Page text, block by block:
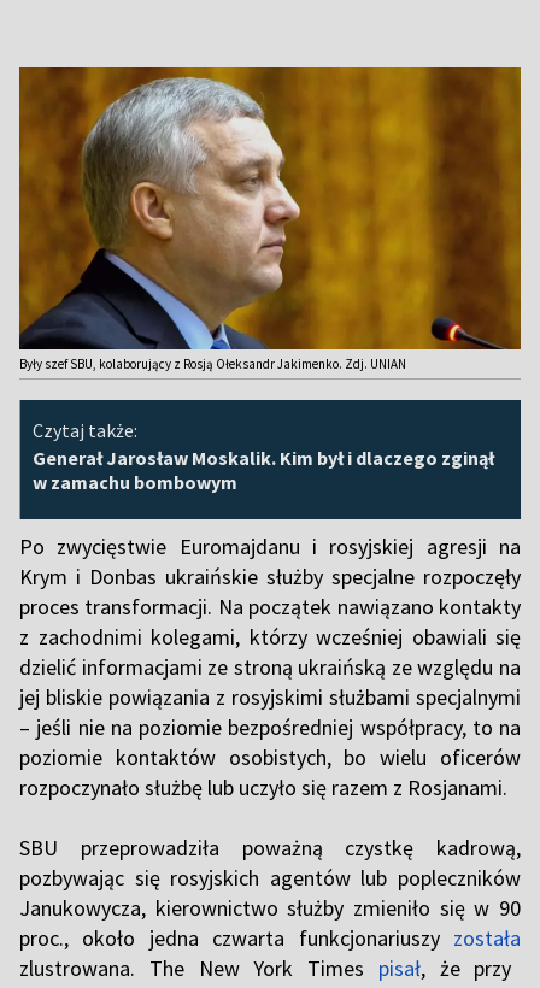
Były szef SBU, kolaborujący z Rosją Ołeksandr Jakimenko. Zdj. UNIAN
Czytaj także:
Generał Jarosław Moskalik. Kim był i dlaczego zginął
w zamachu bombowym
Po zwycięstwie Euromajdanu i rosyjskiej agresji na
Krym i Donbas ukraińskie służby specjalne rozpoczęły
proces transformacji. Na początek nawiązano kontakty
z zachodnimi kolegami, którzy wcześniej obawiali się
dzielić informacjami ze stroną ukraińską ze względu na
jej bliskie powiązania z rosyjskimi służbami specjalnymi
– jeśli nie na poziomie bezpośredniej współpracy, to na
poziomie kontaktów osobistych, bo wielu oficerów
rozpoczynało służbę lub uczyło się razem z Rosjanami.
SBU przeprowadziła poważną czystkę kadrową,
pozbywając się rosyjskich agentów lub popleczników
Janukowycza, kierownictwo służby zmieniło się w 90
proc., około jedna czwarta funkcjonariuszy została
zlustrowana. The New York Times
pisał, że przy